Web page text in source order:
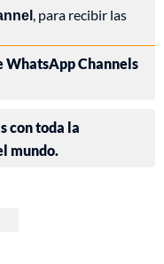
, para recibir las
WhatsApp Channels
con toda la
mundo.